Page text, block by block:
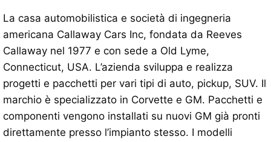
La casa automobilistica e società di ingegneria
americana Callaway Cars Inc, fondata da Reeves
Callaway nel 1977 e con sede a Old Lyme,
Connecticut, USA. L’azienda sviluppa e realizza
progetti e pacchetti per vari tipi di auto, pickup, SUV. Il
marchio è specializzato in Corvette e GM. Pacchetti e
componenti vengono installati su nuovi GM già pronti
direttamente presso l’impianto stesso. I modelli